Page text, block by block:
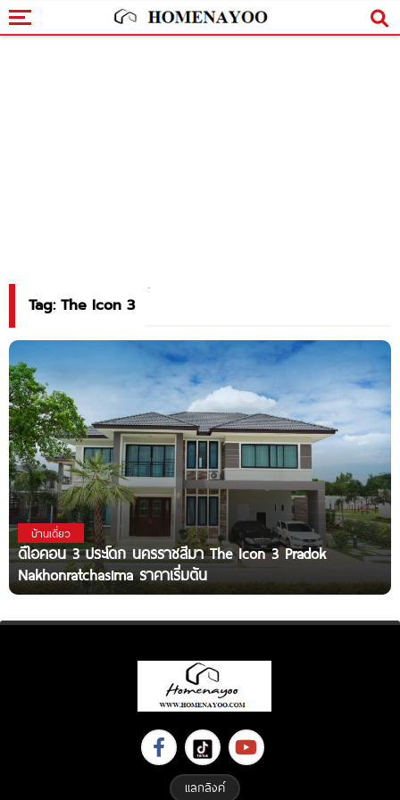
Tag: The Icon 3
บ้านเดี่ยว
ดิไอคอน 3 ประโดก นครราชสีมา The Icon 3 Pradok
Nakhonratchasima ราคาเริ่มต้น
แลกลิงค์